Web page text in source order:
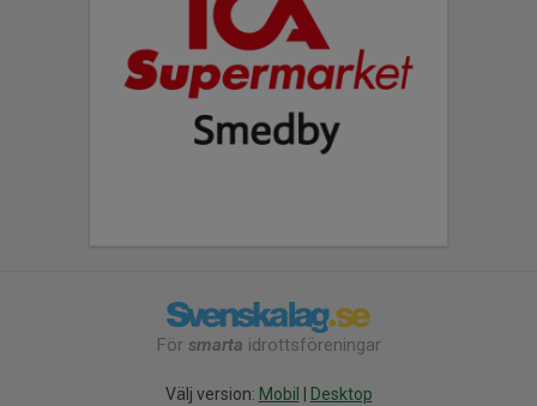
För smarta idrottsföreningar
Välj version: Mobil | Desktop